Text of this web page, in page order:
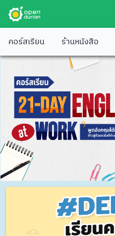
คอร์สเรียน ร้านหนังสือ